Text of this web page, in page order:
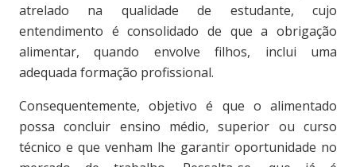
atrelado na qualidade de estudante, cujo
entendimento é consolidado de que a obrigação
alimentar, quando envolve filhos, inclui uma
adequada formação profissional.
Consequentemente, objetivo é que o alimentado
possa concluir ensino médio, superior ou curso
técnico e que venham lhe garantir oportunidade no